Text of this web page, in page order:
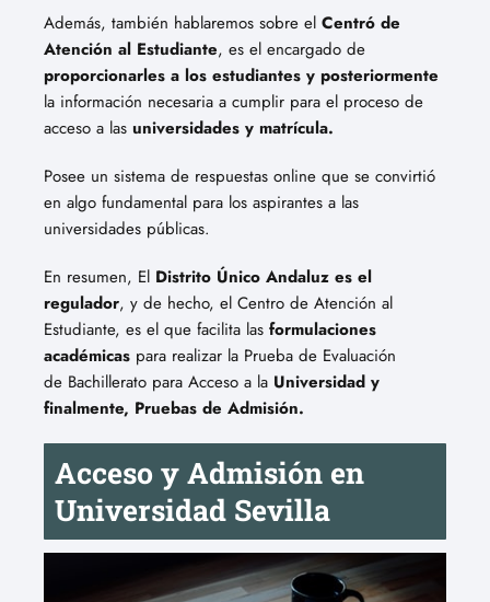
Además, también hablaremos sobre el Centró de
Atención al Estudiante, es el encargado de
proporcionarles a los estudiantes y posteriormente
la información necesaria a cumplir para el proceso de
acceso a las universidades y matrícula.
Posee un sistema de respuestas online que se convirtió
en algo fundamental para los aspirantes a las
universidades públicas.
En resumen, El Distrito Único Andaluz es el
regulador, y de hecho, el Centro de Atención al
Estudiante, es el que facilita las formulaciones
académicas para realizar la Prueba de Evaluación
de Bachillerato para Acceso a la Universidad y
finalmente, Pruebas de Admisión.
Acceso y Admisión en
Universidad Sevilla